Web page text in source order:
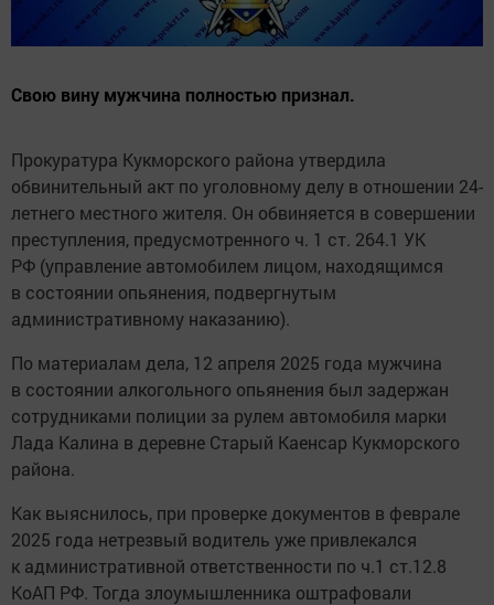
Свою вину мужчина полностью признал.
Прокуратура Кукморского района утвердила
обвинительный акт по уголовному делу в отношении 24-
летнего местного жителя. Он обвиняется в совершении
преступления, предусмотренного ч. 1 ст. 264.1 УК
РФ (управление автомобилем лицом, находящимся
в состоянии опьянения, подвергнутым
административному наказанию).
По материалам дела, 12 апреля 2025 года мужчина
в состоянии алкогольного опьянения был задержан
сотрудниками полиции за рулем автомобиля марки
Лада Калина в деревне Старый Каенсар Кукморского
района.
Как выяснилось, при проверке документов в феврале
2025 года нетрезвый водитель уже привлекался
к административной ответственности по ч.1 ст.12.8
КоАП РФ. Тогда злоумышленника оштрафовали